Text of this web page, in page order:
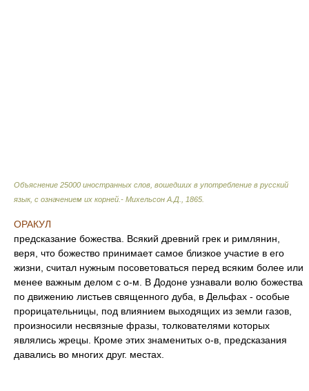
Объяснение 25000 иностранных слов, вошедших в употребление в русский
язык, с означением их корней.- Михельсон А.Д.
1865
ОРАКУЛ
предсказание божества. Всякий древний грек и римлянин,
веря, что божество принимает самое близкое участие в его
жизни, считал нужным посоветоваться перед всяким более или
менее важным делом с о-м. В Додоне узнавали волю божества
по движению листьев священного дуба, в Дельфах - особые
прорицательницы, под влиянием выходящих из земли газов,
произносили несвязные фразы, толкователями которых
являлись жрецы. Кроме этих знаменитых о-в, предсказания
давались во многих друг. местах.